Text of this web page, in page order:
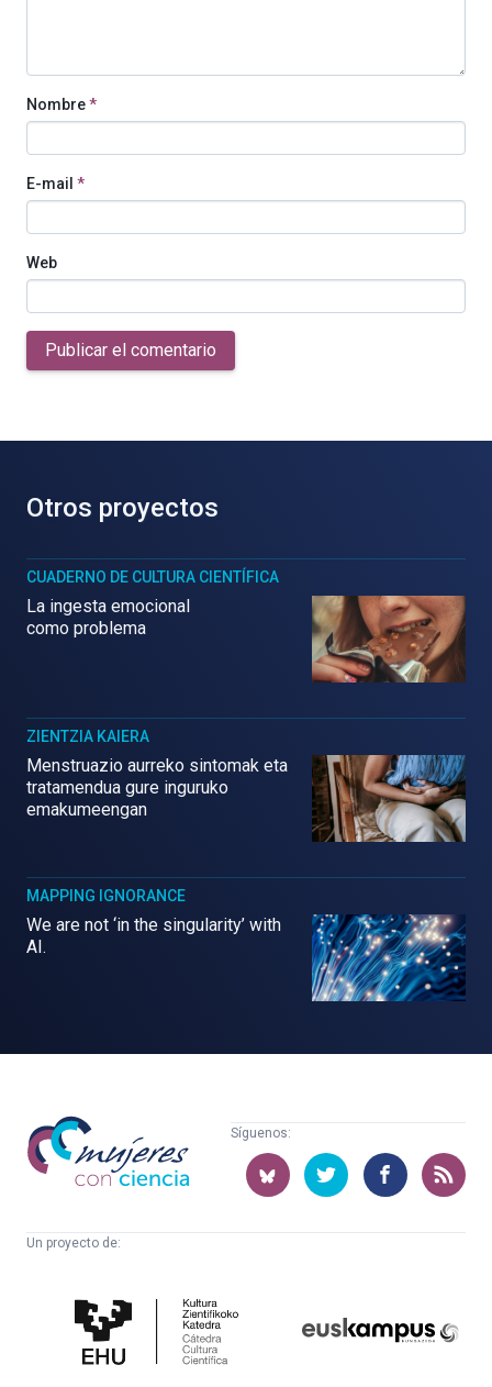
Nombre*
E-mail *
Web
Publicar el comentario
Otros proyectos
CUADERNO DE CULTURA CIENTÍFICA
La ingesta emocional
como problema
ZIENTZIA KAIERA
Menstruazio aurreko sintomak eta
tratamendua gure inguruko
emakumeengan
MAPPING IGNORANCE
We are not ‘in the singularity’ with
AI.
Mujeres
con
ciencia
Síguenos:
Un proyecto de:
Cultura
Científica